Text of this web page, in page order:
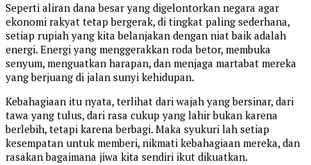
Seperti aliran dana besar yang digelontorkan negara agar
ekonomi rakyat tetap bergerak, di tingkat paling sederhana,
setiap rupiah yang kita belanjakan dengan niat baik adalah
energi. Energi yang menggerakkan roda betor, membuka
senyum, menguatkan harapan, dan menjaga martabat mereka
yang berjuang di jalan sunyi kehidupan.
Kebahagiaan itu nyata, terlihat dari wajah yang bersinar, dari
tawa yang tulus, dari rasa cukup yang lahir bukan karena
berlebih, tetapi karena berbagi. Maka syukuri lah setiap
kesempatan untuk memberi, nikmati kebahagiaan mereka, dan
rasakan bagaimana jiwa kita sendiri ikut dikuatkan.